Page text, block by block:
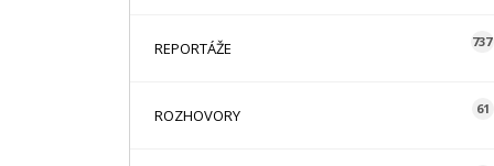
REPORTÁŽE 737
ROZHOVORY 61